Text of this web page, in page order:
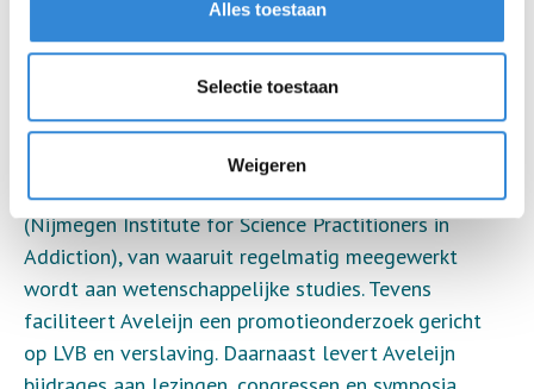
Alles toestaan
Selectie toestaan
Weigeren
Aveleijn ziet onderzoek naar middelengebruik bij de
verstandelijk beperkte doelgroep als zeer belangrijk
en inzicht gevend voor toekomstige ondersteuning
en behandeling. Er zijn contacten met onder andere
de Radboud Universiteit Nijmegen en het NISPA
(Nijmegen Institute for Science Practitioners in
Addiction), van waaruit regelmatig meegewerkt
wordt aan wetenschappelijke studies. Tevens
faciliteert Aveleijn een promotieonderzoek gericht
op LVB en verslaving. Daarnaast levert Aveleijn